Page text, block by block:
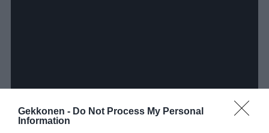
Gekkonen - Do Not Process My Personal
Information